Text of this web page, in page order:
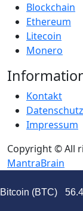
Blockchain
Ethereum
Litecoin
Monero
Kontakt
Datenschutz
Impressum
Copyright © All
MantraBrain
Bitcoin (BTC)